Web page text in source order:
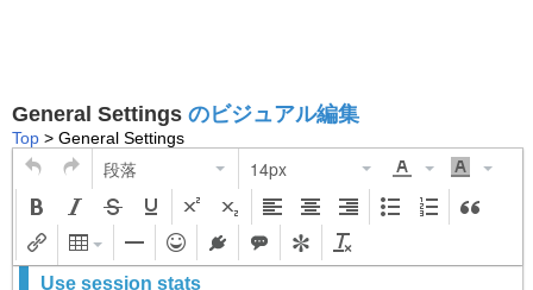
General Settings のビジュアル編集
Top > General Settings
段落 14px